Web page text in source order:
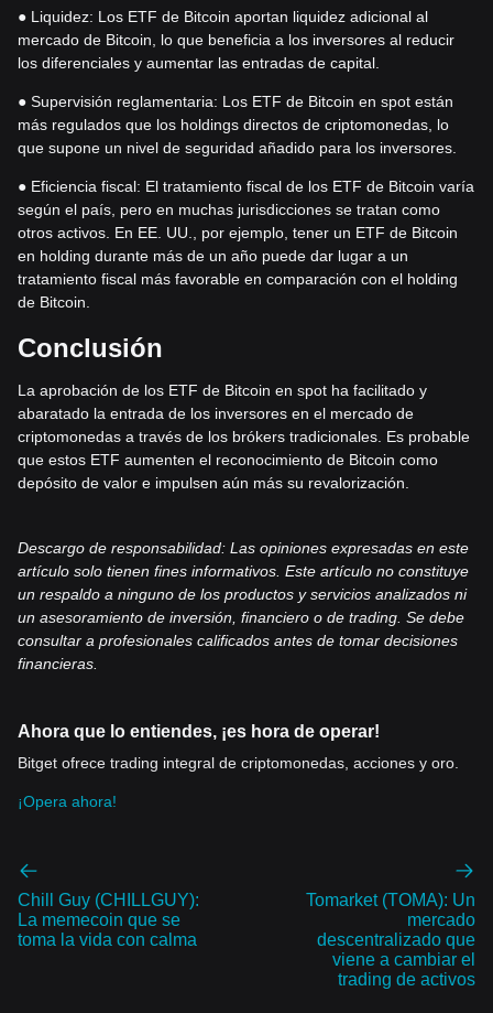
● Liquidez: Los ETF de Bitcoin aportan liquidez adicional al
mercado de Bitcoin, lo que beneficia a los inversores al reducir
los diferenciales y aumentar las entradas de capital.
● Supervisión reglamentaria: Los ETF de Bitcoin en spot están
más regulados que los holdings directos de criptomonedas, lo
que supone un nivel de seguridad añadido para los inversores.
● Eficiencia fiscal: El tratamiento fiscal de los ETF de Bitcoin varía
según el país, pero en muchas jurisdicciones se tratan como
otros activos. En EE. UU., por ejemplo, tener un ETF de Bitcoin
en holding durante más de un año puede dar lugar a un
tratamiento fiscal más favorable en comparación con el holding
de Bitcoin.
Conclusión
La aprobación de los ETF de Bitcoin en spot ha facilitado y
abaratado la entrada de los inversores en el mercado de
criptomonedas a través de los brókers tradicionales. Es probable
que estos ETF aumenten el reconocimiento de Bitcoin como
depósito de valor e impulsen aún más su revalorización.
Descargo de responsabilidad: Las opiniones expresadas en este
artículo solo tienen fines informativos. Este artículo no constituye
un respaldo a ninguno de los productos y servicios analizados ni
un asesoramiento de inversión, financiero o de trading. Se debe
consultar a profesionales calificados antes de tomar decisiones
financieras.
Ahora que lo entiendes, ¡es hora de operar!
Bitget ofrece trading integral de criptomonedas, acciones y oro.
¡Opera ahora!
Chill Guy (CHILLGUY):
La memecoin que se
toma la vida con calma
Tomarket (TOMA): Un
mercado
descentralizado que
viene a cambiar el
trading de activos